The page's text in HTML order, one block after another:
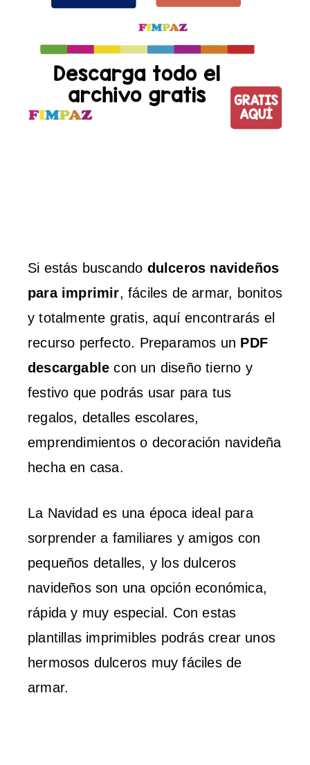
Si estás buscando dulceros navideños
para imprimir, fáciles de armar, bonitos
y totalmente gratis, aquí encontrarás el
recurso perfecto. Preparamos un PDF
descargable con un diseño tierno y
festivo que podrás usar para tus
regalos, detalles escolares,
emprendimientos o decoración navideña
hecha en casa.
La Navidad es una época ideal para
sorprender a familiares y amigos con
pequeños detalles, y los dulceros
navideños son una opción económica,
rápida y muy especial. Con estas
plantillas imprimibles podrás crear unos
hermosos dulceros muy fáciles de
armar.